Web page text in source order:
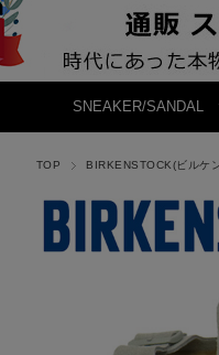
SNEAKER/SANDAL
TOP BIRKENSTOCK(ビルケ